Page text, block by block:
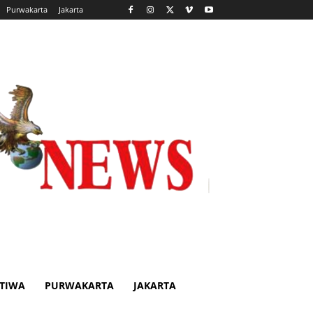
Purwakarta Jakarta
PURWAKARTA JAKARTA